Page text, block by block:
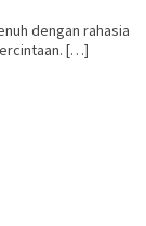
dengan rahasia
[…]